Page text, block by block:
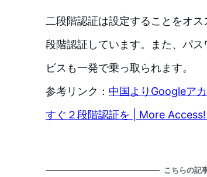
二段階認証は設定することをオ
段階認証しています。また、パ
ビスも一発で乗っ取られます。
参考リンク： 中国よりGoogleア
すぐ２段階認証を | More
こちらの記